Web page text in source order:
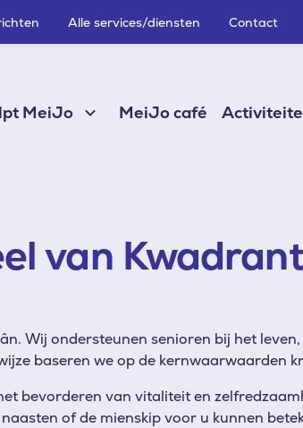
Alle services/diensten Contact
MeiJo
MeiJo café
van Kwadrant
Wij ondersteunen senioren bij het
baseren we op de kernwaarwaarden
bevorderen van vitaliteit en
of de mienskip voor u kunnen